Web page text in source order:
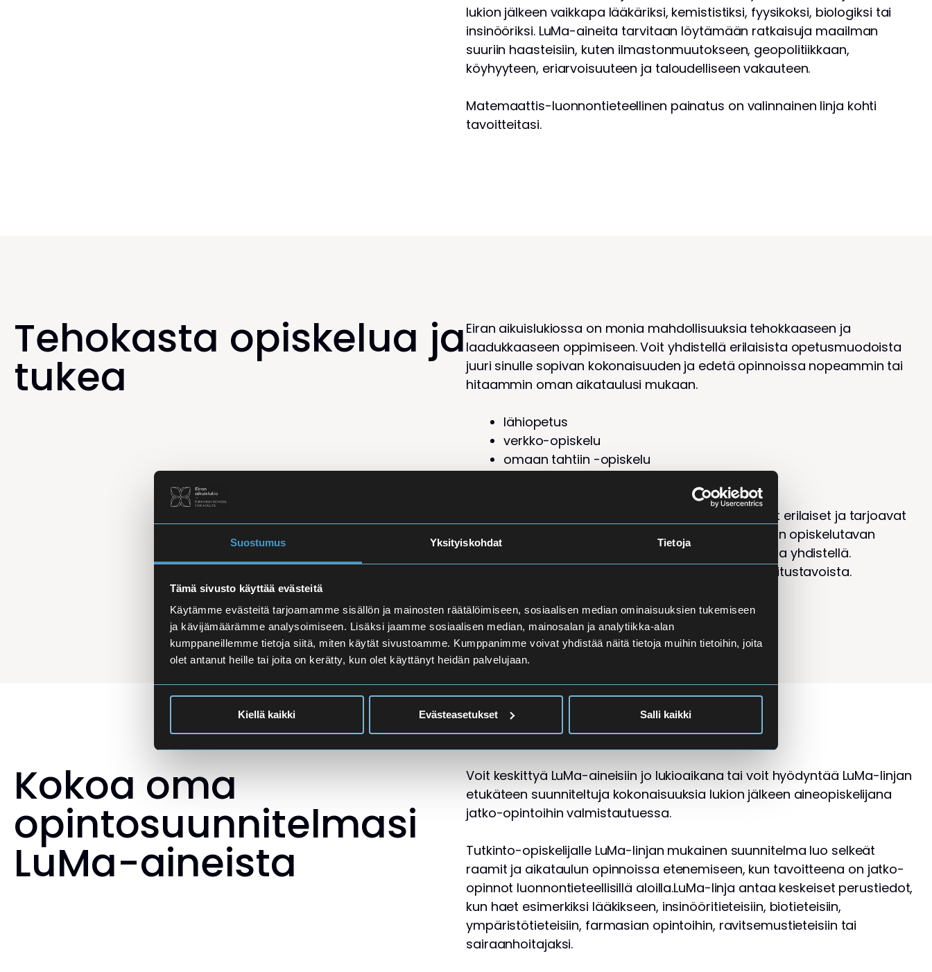
Suostumus Yksityiskohdat Tietoja
Tämä sivusto käyttää evästeitä
Käytämme evästeitä tarjoamamme sisällön ja mainosten räätälöimiseen, sosiaalisen median ominaisuuksien tukemiseen
ja kävijämäärämme analysoimiseen. Lisäksi jaamme sosiaalisen median, mainosalan ja analytiikka-alan
kumppaneillemme tietoja siitä, miten käytät sivustoamme. Kumppanimme voivat yhdistää näitä tietoja muihin tietoihin, joita
olet antanut heille tai joita on kerätty, kun olet käyttänyt heidän palvelujaan.
Kiellä kaikki Evästeasetukset Salli kaikki
lukion jälkeen vaikkapa lääkäriksi, kemististiksi, fyysikoksi, biologiksi tai
insinööriksi. LuMa-aineita tarvitaan löytämään ratkaisuja maailman
suuriin haasteisiin, kuten ilmastonmuutokseen, geopolitiikkaan,
köyhyyteen, eriarvoisuuteen ja taloudelliseen vakauteen.
Matemaattis-luonnontieteellinen painatus on valinnainen linja kohti
tavoitteitasi.
Tehokasta opiskelua ja
tukea
Eiran aikuislukiossa on monia mahdollisuuksia tehokkaaseen ja
laadukkaaseen oppimiseen. Voit yhdistellä erilaisista opetusmuodoista
juuri sinulle sopivan kokonaisuuden ja edetä opinnoissa nopeammin tai
hitaammin oman aikataulusi mukaan.
lähiopetus
verkko-opiskelu
omaan tahtiin -opiskelu
Eri opetusmuodoissa opiskelijan suoritustavat ovat erilaiset ja tarjoavat
näin erilaisille oppijoille mahdollisuuksia sopivimman opiskelutavan
löytämiseen. Eri suoritustapoja on myös mahdollista yhdistellä.
Aineenopettajalta saa lisätietoa opintojakson suoritustavoista.
Kokoa oma
opintosuunnitelmasi
LuMa-aineista
Voit keskittyä LuMa-aineisiin jo lukioaikana tai voit hyödyntää LuMa-linjan
etukäteen suunniteltuja kokonaisuuksia lukion jälkeen aineopiskelijana
jatko-opintoihin valmistautuessa.
Tutkinto-opiskelijalle LuMa-linjan mukainen suunnitelma luo selkeät
raamit ja aikataulun opinnoissa etenemiseen, kun tavoitteena on jatko-
opinnot luonnontieteellisillä aloilla.LuMa-linja antaa keskeiset perustiedot,
kun haet esimerkiksi lääkikseen, insinööritieteisiin, biotieteisiin,
ympäristötieteisiin, farmasian opintoihin, ravitsemustieteisiin tai
sairaanhoitajaksi.